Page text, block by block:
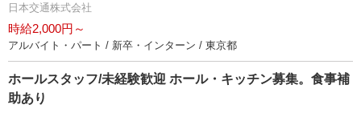
日本交通株式会社
時給2,000円～
アルバイト・パート / 新卒・インターン / 東京都
ホールスタッフ/未経験歓迎 ホール・キッチン募集。食事補
助あり